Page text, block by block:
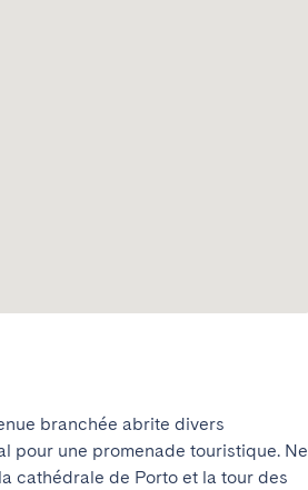
branchée abrite divers
pour une promenade touristique. Ne
cathédrale de Porto et la tour des